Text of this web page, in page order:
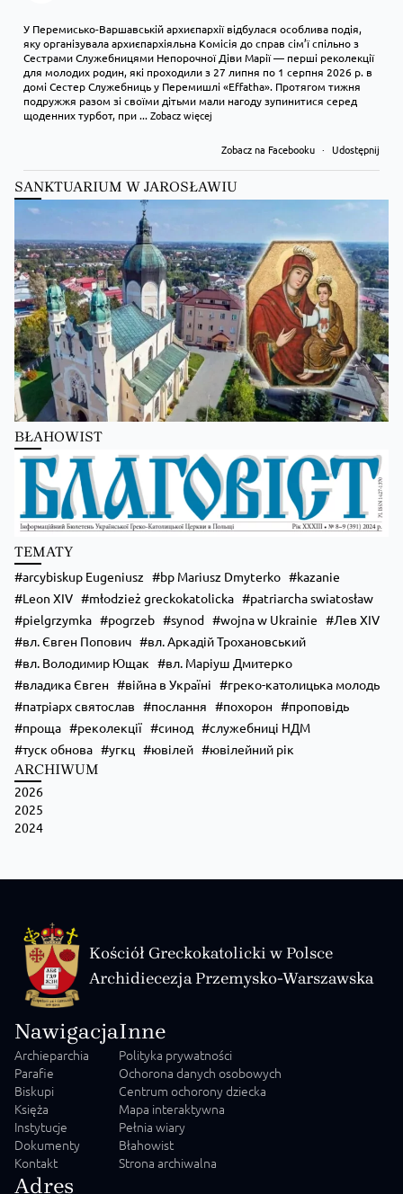
У Перемисько-Варшавській архиєпархії відбулася особлива подія,
яку організувала архиєпархіяльна Комісія до справ сім’ї спільно з
Сестрами Служебницями Непорочної Діви Марії — перші реколекції
для молодих родин, які проходили з 27 липня по 1 серпня 2026 р. в
домі Сестер Служебниць у Перемишлі «Effatha». Протягом тижня
подружжя разом зі своїми дітьми мали нагоду зупинитися серед
щоденних турбот, при...Zobacz więcej
Zobacz na Facebooku · Udostępnij
Kościół Greckokatolicki
Преображення Господнє в Лодзі
Zobacz na Facebooku · Udostępnij
SANKTUARIUM W JAROSŁAWIU
BŁAHOWIST
TEMATY
arcybiskup Eugeniusz bp Mariusz Dmyterko
kazanie
Leon XIV
młodzież greckokatolicka
patriarcha swiatosław
pielgrzymka
pogrzeb synod wojna w Ukrainie
Лев XIV
вл. Євген Попович
вл. Аркадій Трохановський
вл. Володимир Ющак
вл. Маріуш Дмитерко
владика Євген
війна в Україні
греко-католицька молодь
патріарх святослав
послання похорон
проповідь
проща
реколекції синод
служебниці НДМ
туск обнова
угкц ювілей ювілейний рік
ARCHIWUM
2026
2025
2024
Kościół Greckokatolicki w Polsce
Archidiecezja Przemysko-Warszawska
Nawigacja
Archieparchia
Parafie
Biskupi
Księża
Instytucje
Dokumenty
Kontakt
Inne
Polityka prywatności
Ochorona danych osobowych
Centrum ochorony dziecka
Mapa interaktywna
Pełnia wiary
Błahowist
Strona archiwalna
Adres